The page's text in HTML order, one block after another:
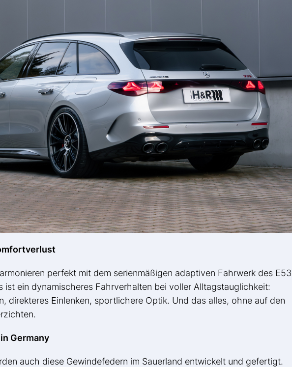
perfekt mit dem serienmäßigen adaptiven Fahrwerk des E53
ist ein dynamischeres Fahrverhalten bei voller Alltagstauglichkeit:
direkteres Einlenken, sportlichere Optik. Und das alles, ohne auf den
Germany
auch diese Gewindefedern im Sauerland entwickelt und gefertigt.